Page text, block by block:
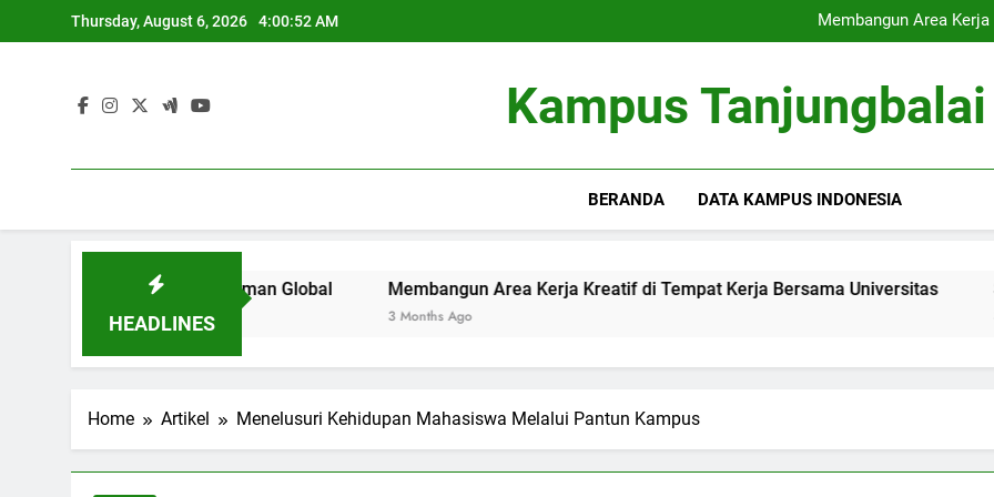
to
Thursday, August 6, 2026 4:00:53 AM
Membangun Area
Signifikansi Cinta
Membangun Area
Signifikansi Cinta
Kampus Tanjungbalai
BERANDA DATA KAMPUS INDONESIA
HEADLINES
Tinggi di Zaman Global Membangun Area Kerja Kreatif di Tempat Kerja Bersama Universitas Signifikansi
Home Artikel Menelusuri Kehidupan Mahasiswa Melalui Pantun Kampus